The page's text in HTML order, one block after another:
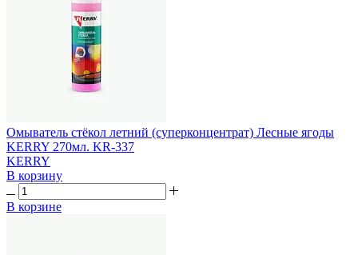
Омыватель стёкол летний (суперконцентрат) Лесные ягоды
KERRY 270мл. KR-337
KERRY
В корзину
В корзине